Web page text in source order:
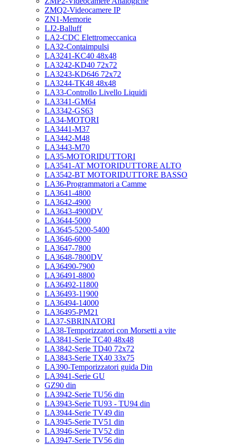
ZMQ2-Videocamere IP
ZN1-Memorie
LJ2-Balluff
LA2-CDC Elettromeccanica
LA32-Contaimpulsi
LA3241-KC40 48x48
LA3242-KD40 72x72
LA3243-KD646 72x72
LA3244-TK48 48x48
LA33-Controllo Livello Liquidi
LA3341-GM64
LA3342-GS63
LA34-MOTORI
LA3441-M37
LA3442-M48
LA3443-M70
LA35-MOTORIDUTTORI
LA3541-AT MOTORIDUTTORE ALTO
LA3542-BT MOTORIDUTTORE BASSO
LA36-Programmatori a Camme
LA3641-4800
LA3642-4900
LA3643-4900DV
LA3644-5000
LA3645-5200-5400
LA3646-6000
LA3647-7800
LA3648-7800DV
LA36490-7900
LA36491-8800
LA36492-11800
LA36493-11900
LA36494-14000
LA36495-PM21
LA37-SBRINATORI
LA38-Temporizzatori con Morsetti a vite
LA3841-Serie TC40 48x48
LA3842-Serie TD40 72x72
LA3843-Serie TX40 33x75
LA390-Temporizzatori guida Din
LA3941-Serie GU
GZ90 din
LA3942-Serie TU56 din
LA3943-Serie TU93 - TU94 din
LA3944-Serie TV49 din
LA3945-Serie TV51 din
LA3946-Serie TV52 din
LA3947-Serie TV56 din